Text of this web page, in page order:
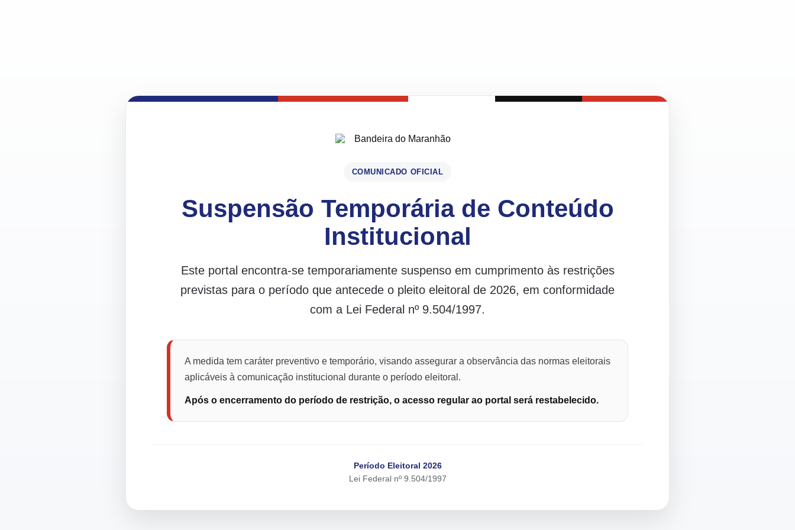
COMUNICADO OFICIAL
Suspensão Temporária de Conteúdo
Institucional
Este portal encontra-se temporariamente suspenso em cumprimento às restrições
previstas para o período que antecede o pleito eleitoral de 2026, em conformidade
com a Lei Federal nº 9.504/1997.
A medida tem caráter preventivo e temporário, visando assegurar a observância das normas eleitorais
aplicáveis à comunicação institucional durante o período eleitoral.
Após o encerramento do período de restrição, o acesso regular ao portal será restabelecido.
Período Eleitoral 2026
Lei Federal nº 9.504/1997